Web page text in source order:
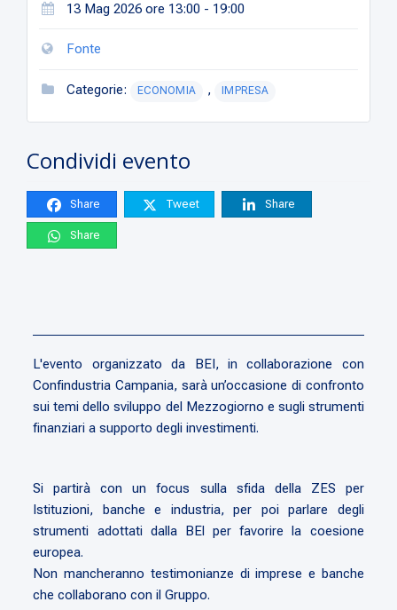
13 Mag 2026 ore 13:00 - 19:00
Fonte
Categorie: ECONOMIA , IMPRESA
Condividi evento
Share Tweet Share
Share
L'evento organizzato da BEI, in collaborazione con
Confindustria Campania, sarà un’occasione di confronto
sui temi dello sviluppo del Mezzogiorno e sugli strumenti
finanziari a supporto degli investimenti.
Si partirà con un focus sulla sfida della ZES per
Istituzioni, banche e industria, per poi parlare degli
strumenti adottati dalla BEl per favorire la coesione
europea.
Non mancheranno testimonianze di imprese e banche
che collaborano con il Gruppo.